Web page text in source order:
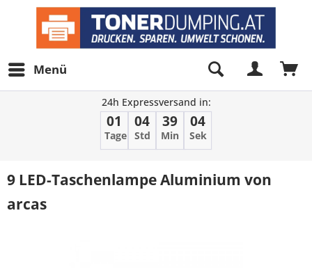
Menü
24h Expressversand in:
01
Tage
04
Std
39
Min
04
Sek
9 LED-Taschenlampe Aluminium von
arcas